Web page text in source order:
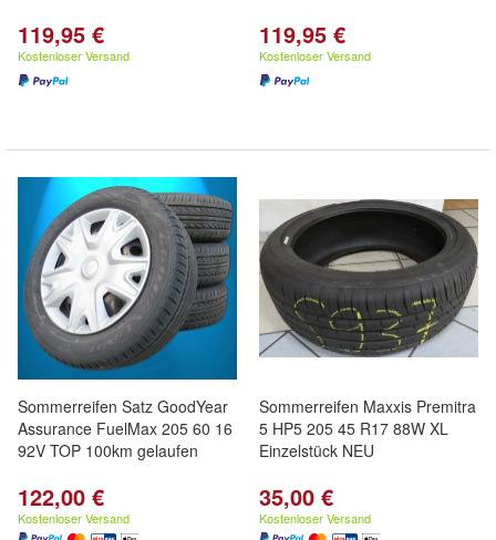
119,95 €
Kostenloser Versand
119,95 €
Kostenloser Versand
Sommerreifen Satz GoodYear
Assurance FuelMax 205 60 16
92V TOP 100km gelaufen
122,00 €
Kostenloser Versand
Sommerreifen Maxxis Premitra
5 HP5 205 45 R17 88W XL
Einzelstück NEU
35,00 €
Kostenloser Versand